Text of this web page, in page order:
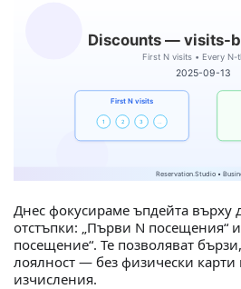
Днес фокусираме ъпдейта върху
отстъпки: „Първи N посещения“ и
посещение“. Те позволяват
лоялност — без физически карти
изчисления.